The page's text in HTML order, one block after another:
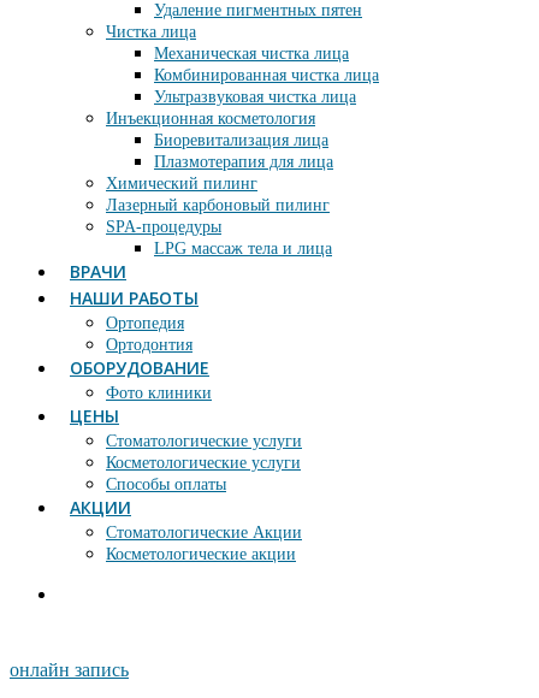
Удаление пигментных пятен
Чистка лица
Механическая чистка лица
Комбинированная чистка лица
Ультразвуковая чистка лица
Инъекционная косметология
Биоревитализация лица
Плазмотерапия для лица
Химический пилинг
Лазерный карбоновый пилинг
SPA-процедуры
LPG массаж тела и лица
ВРАЧИ
НАШИ РАБОТЫ
Ортопедия
Ортодонтия
ОБОРУДОВАНИЕ
Фото клиники
ЦЕНЫ
Стоматологические услуги
Косметологические услуги
Способы оплаты
АКЦИИ
Стоматологические Акции
Косметологические акции
онлайн запись